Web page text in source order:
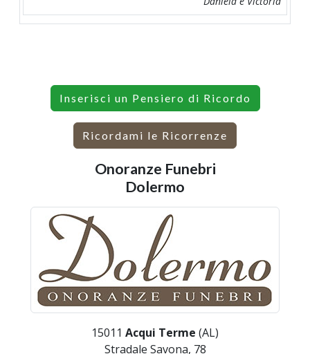
Inserisci un Pensiero di Ricordo
Ricordami le Ricorrenze
Onoranze Funebri
Dolermo
15011 Acqui Terme (AL)
Stradale Savona, 78